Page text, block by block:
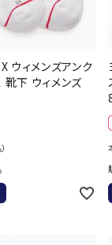
野球ウェア
ーム・練習着
グローブ（守備用手袋
袋
ース
ンス用品
ストッキング
クセサリー
バスケットソックス
バレーボールソック
トレッキングソック
ラグビーソックス
トレーニング・ジム
G-FIT
ウィメンズアンク
靴下 ウィメンズ